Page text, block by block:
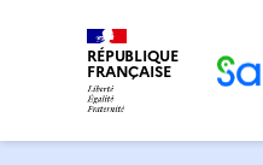
RÉPUBLIQUE
FRANÇAISE